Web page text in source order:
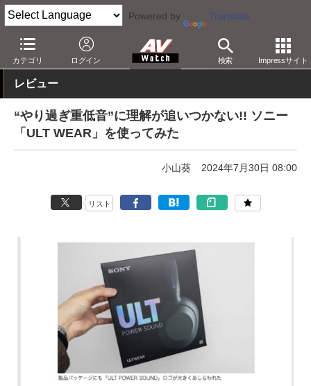
Powered by Translate
カテゴリ ログイン 検索 Impressサイト
AV Watch 製品 ヘッドフォン ソニー
レビュー
“やり過ぎ重低音”に理解が追いつかない!! ソニー
「ULT WEAR」を使ってみた
小山葵 2024年7月30日 08:00
リスト